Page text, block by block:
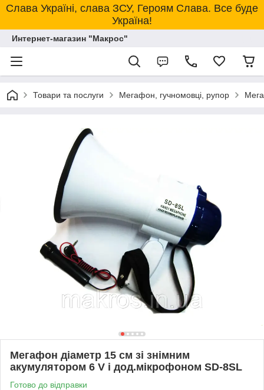
Слава Україні, слава ЗСУ, Героям Слава. Все буде
Україна!
Интернет-магазин "Макрос"
Товари та послуги Мегафон, гучномовці, рупор
Мегафон діаметр 15 см зі знімним
акумулятором 6 V і дод.мікрофоном SD-8SL
Готово до відправки